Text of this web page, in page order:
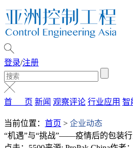
登录/注册
首 页 新闻 观察评论 行业应用 智
当前位置： 首页 > 企业动态
“机遇”与“挑战”——疫情后的包装